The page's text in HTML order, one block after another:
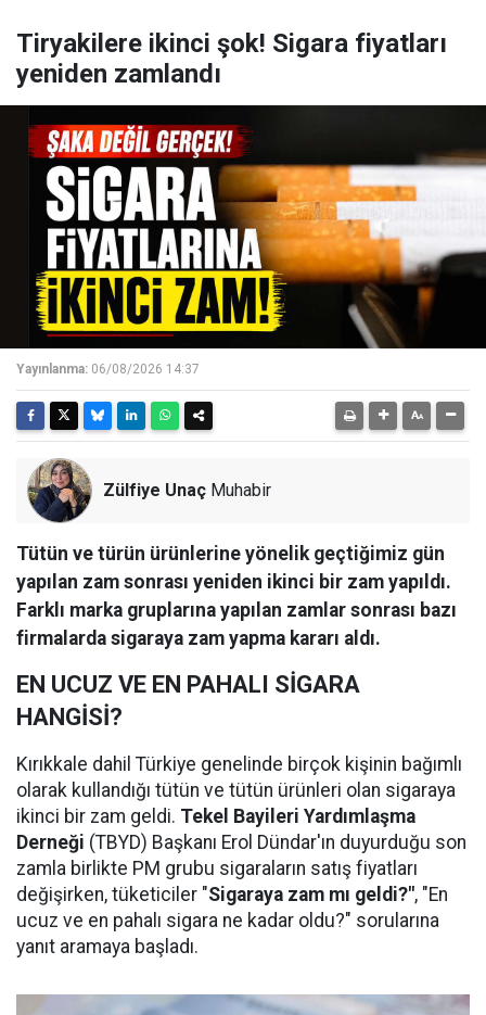
Tiryakilere ikinci şok! Sigara fiyatları
yeniden zamlandı
Yayınlanma: 06/08/2026 14:37
Zülfiye Unaç Muhabir
Tütün ve türün ürünlerine yönelik geçtiğimiz gün
yapılan zam sonrası yeniden ikinci bir zam yapıldı.
Farklı marka gruplarına yapılan zamlar sonrası bazı
firmalarda sigaraya zam yapma kararı aldı.
EN UCUZ VE EN PAHALI SİGARA
HANGİSİ?
Kırıkkale dahil Türkiye genelinde birçok kişinin bağımlı
olarak kullandığı tütün ve tütün ürünleri olan sigaraya
ikinci bir zam geldi. Tekel Bayileri Yardımlaşma
Derneği (TBYD) Başkanı Erol Dündar'ın duyurduğu son
zamla birlikte PM grubu sigaraların satış fiyatları
değişirken, tüketiciler "Sigaraya zam mı geldi?", "En
ucuz ve en pahalı sigara ne kadar oldu?" sorularına
yanıt aramaya başladı.